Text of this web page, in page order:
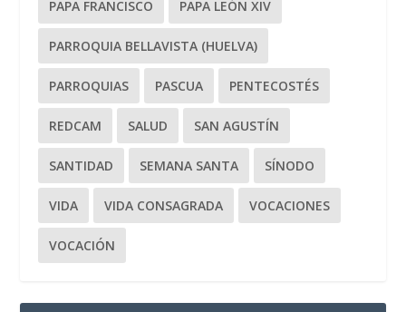
PAPA FRANCISCO PAPA LEÓN XIV
PARROQUIA BELLAVISTA (HUELVA)
PARROQUIAS PASCUA PENTECOSTÉS
REDCAM SALUD SAN AGUSTÍN
SANTIDAD SEMANA SANTA SÍNODO
VIDA VIDA CONSAGRADA VOCACIONES
VOCACIÓN